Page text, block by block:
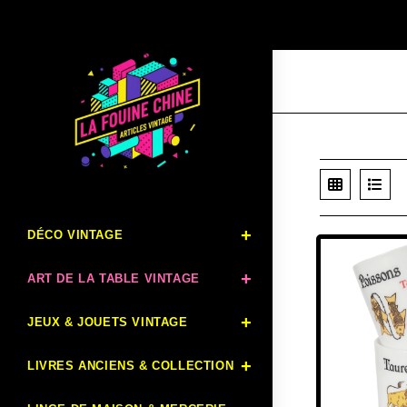
DÉCO VINTAGE
ART DE LA TABLE VINTAGE
JEUX & JOUETS VINTAGE
LIVRES ANCIENS & COLLECTION